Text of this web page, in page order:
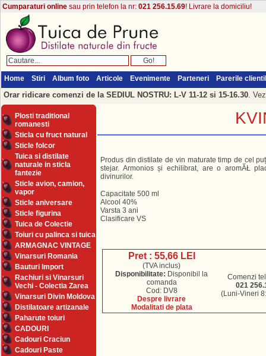
Cumparaturi online sau prin telefon la nr: 021 256.15.69! Livrare la domiciliu!
Home Stiri Album foto Articole Evenimente Parteneri Parerile
Orar ridicare comenzi de la SEDIUL NOSTRU: L-V 11-12 si 15-16.30.
Plosti traditional
romanesti
Sticla cu fruct natural
Sticle folcor
Tuica si distilate
naturale in sticla
fantezie
Sticle avion, camion,
vapor
Sticle aniversare
Sticle figurina
Tuica de Colectie
Toiuri cu palinca si tuica
ARMAGNAC VINTAGE
Vinarsuri Romania
Bauturi Import
Rachiuri si Vinarsuri
Vechi - Colectia Zarea
Vinarsuri Divin Moldova
Distilatoare artizanale
Paharute toiuri
CADOURI
Cadouri Craciun
Cadouri Paste
Produs din distilate de vin maturate timp de cel
stejar. Armonios și echilibrat, are o aromĂŁ
divinurilor.
Capacitate 500 ml
Alcool 40%
Varsta 3 ani
Clasificare VS
Pret : 55,66 LEI
(TVA inclus)
Disponibilitate: Disponibil la
comanda
Cod: DV8
Despre livrare
Modalitati de plata
Comenzi
021
(Luni-Vineri